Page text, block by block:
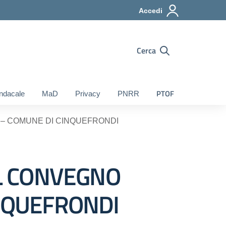
Accedi
Cerca
MaD Privacy PNRR PTOF
COMUNE DI CINQUEFRONDI